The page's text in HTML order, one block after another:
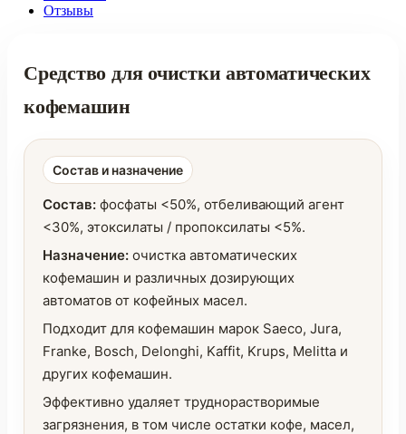
Отзывы
Средство для очистки автоматических
кофемашин
Состав и назначение
Состав: фосфаты <50%, отбеливающий агент
<30%, этоксилаты / пропоксилаты <5%.
Назначение: очистка автоматических
кофемашин и различных дозирующих
автоматов от кофейных масел.
Подходит для кофемашин марок Saeco, Jura,
Franke, Bosch, Delonghi, Kaffit, Krups, Melitta и
других кофемашин.
Эффективно удаляет труднорастворимые
загрязнения, в том числе остатки кофе, масел,